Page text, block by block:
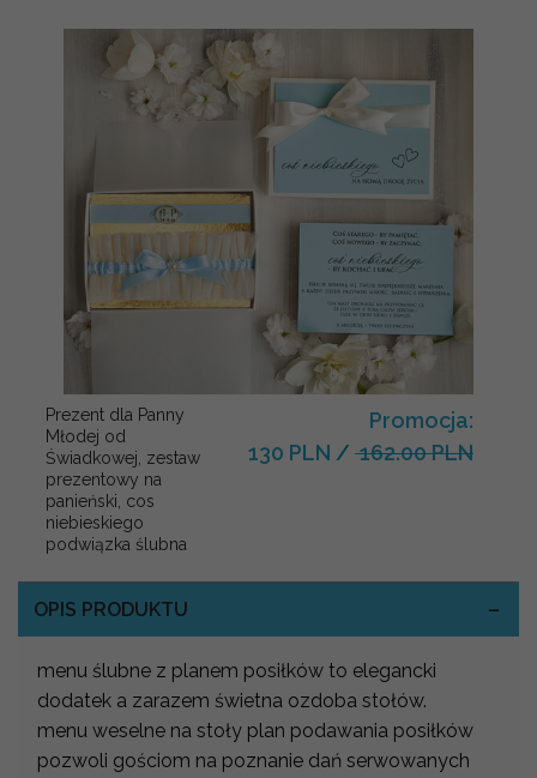
Prezent dla Panny
Młodej od
Świadkowej, zestaw
prezentowy na
panieński, cos
niebieskiego
podwiązka ślubna
Promocja:
130 PLN / 162.00 PLN
OPIS PRODUKTU
menu ślubne z planem posiłków to elegancki
dodatek a zarazem świetna ozdoba stołów.
menu weselne na stoły plan podawania posiłków
pozwoli gościom na poznanie dań serwowanych